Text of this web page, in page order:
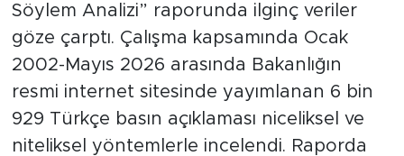
Söylem Analizi” raporunda ilginç veriler
göze çarptı. Çalışma kapsamında Ocak
2002-Mayıs 2026 arasında Bakanlığın
resmi internet sitesinde yayımlanan 6 bin
929 Türkçe basın açıklaması niceliksel ve
niteliksel yöntemlerle incelendi. Raporda